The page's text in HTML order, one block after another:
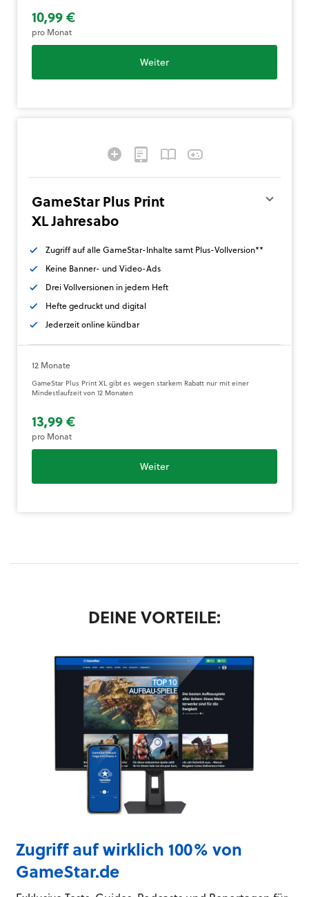
10,99 €
pro Monat
Weiter
GameStar Plus Print
XL Jahresabo
Zugriff auf alle GameStar-Inhalte samt Plus-Vollversion**
Keine Banner- und Video-Ads
Drei Vollversionen in jedem Heft
Hefte gedruckt und digital
Jederzeit online kündbar
12 Monate
GameStar Plus Print XL gibt es wegen starkem Rabatt nur mit einer
Mindestlaufzeit von 12 Monaten
13,99 €
pro Monat
Weiter
DEINE VORTEILE:
Zugriff auf wirklich 100% von
GameStar.de